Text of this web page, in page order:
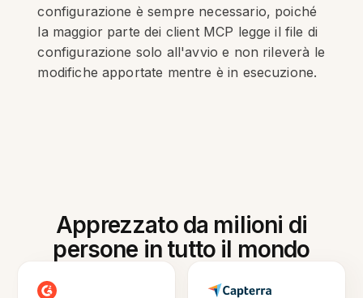
configurazione è sempre necessario, poiché
la maggior parte dei client MCP legge il file di
configurazione solo all'avvio e non rileverà le
modifiche apportate mentre è in esecuzione.
Apprezzato da milioni di
persone in tutto il mondo